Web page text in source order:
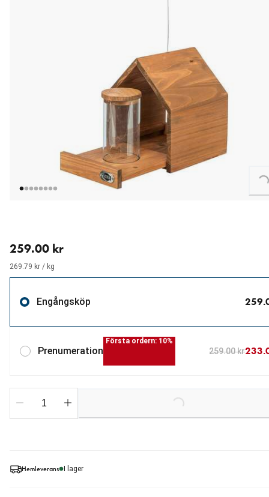
Loading...
Hemleverans I lager
259.00 kr
269.79 kr / kg
Engångsköp
Prenumeration
Första ordern: 10%
259.00 kr
Loading...